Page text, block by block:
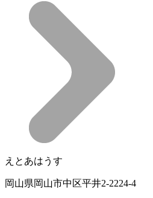
えとあはうす
岡山県岡山市中区平井2-2224-4